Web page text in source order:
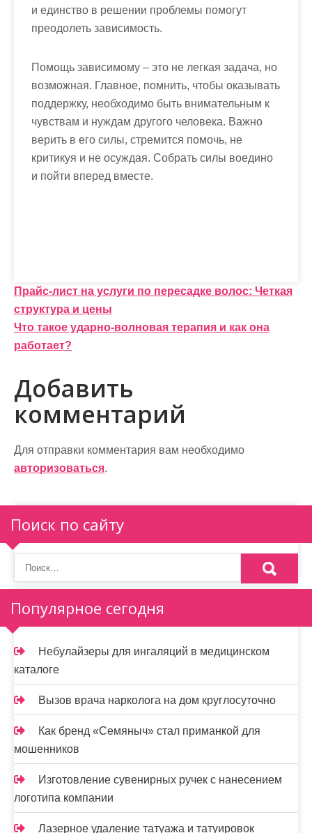
и единство в решении проблемы помогут
преодолеть зависимость.
Помощь зависимому – это не легкая задача, но
возможная. Главное, помнить, чтобы оказывать
поддержку, необходимо быть внимательным к
чувствам и нуждам другого человека. Важно
верить в его силы, стремится помочь, не
критикуя и не осуждая. Собрать силы воедино
и пойти вперед вместе.
Н
а
в
и
г
а
ц
и
я
п
о
з
а
п
и
с
я
м
Прайс-лист на услуги по пересадке волос: Четкая
структура и цены
Что такое ударно-волновая терапия и как она
работает?
Добавить
комментарий
Для отправки комментария вам необходимо
авторизоваться.
Поиск по сайту
Популярное сегодня
Небулайзеры для ингаляций в медицинском
каталоге
Вызов врача нарколога на дом круглосуточно
Как бренд «Семяныч» стал приманкой для
мошенников
Изготовление сувенирных ручек с нанесением
логотипа компании
Лазерное удаление татуажа и татуировок